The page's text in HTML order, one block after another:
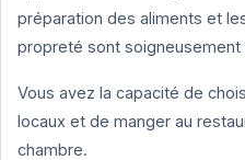
préparation des aliments et
propreté sont
Vous avez la capacité de
locaux et de manger au
chambre.